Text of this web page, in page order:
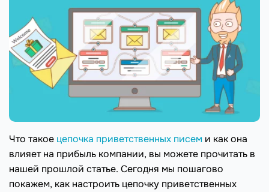
Что такое цепочка приветственных писем и как она
влияет на прибыль компании, вы можете прочитать в
нашей прошлой статье. Сегодня мы пошагово
покажем, как настроить цепочку приветственных